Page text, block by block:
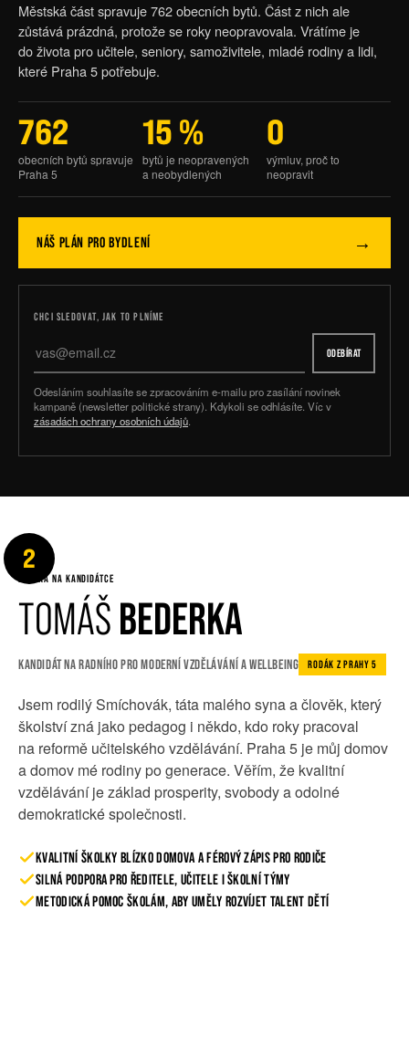
Městská část spravuje 762 obecních bytů. Část z nich ale
zůstává prázdná, protože se roky neopravovala. Vrátíme je
do života pro učitele, seniory, samoživitele, mladé rodiny a lidi,
které Praha 5 potřebuje.
762
obecních bytů spravuje
Praha 5
15 %
bytů je neopravených
a neobydlených
0
výmluv, proč to
neopravit
NÁŠ PLÁN PRO BYDLENÍ →
CHCI SLEDOVAT, JAK TO PLNÍME
ODEBÍRAT
Odesláním souhlasíte se zpracováním e-mailu pro zasílání novinek
kampaně (newsletter politické strany). Kdykoli se odhlásíte. Víc v
zásadách ochrany osobních údajů.
2
DVOJKA NA KANDIDÁTCE
TOMÁŠBEDERKA
KANDIDÁT NA RADNÍHO PRO MODERNÍ VZDĚLÁVÁNÍ A WELLBEING RODÁK Z PRAHY 5
Jsem rodilý Smíchovák, táta malého syna a člověk, který
školství zná jako pedagog i někdo, kdo roky pracoval
na reformě učitelského vzdělávání. Praha 5 je můj domov
a domov mé rodiny po generace. Věřím, že kvalitní
vzdělávání je základ prosperity, svobody a odolné
demokratické společnosti.
KVALITNÍ ŠKOLKY BLÍZKO DOMOVA A FÉROVÝ ZÁPIS PRO RODIČE
SILNÁ PODPORA PRO ŘEDITELE, UČITELE I ŠKOLNÍ TÝMY
METODICKÁ POMOC ŠKOLÁM, ABY UMĚLY ROZVÍJET TALENT DĚTÍ